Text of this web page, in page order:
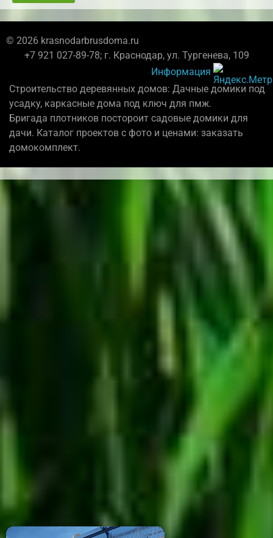
© 2026 krasnodarbrusdoma.ru
+7 921 027-89-78; г. Краснодар, ул. Тургенева, 109
Информация
Строительство деревянных домов: Дачные домики под
усадку, каркасные дома под ключ для пмж.
Бригада плотников постороит садовые домики для
дачи. Каталог проектов с фото и ценами: заказать
домокомплект.